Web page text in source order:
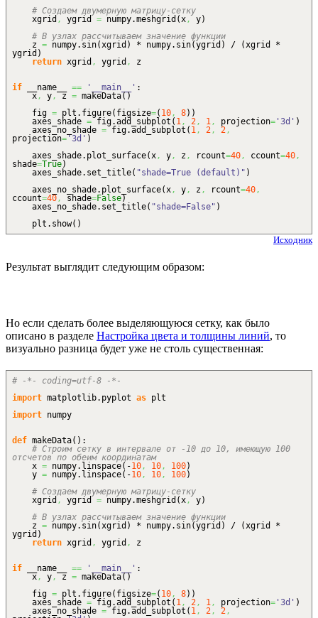
# Создаем двумерную матрицу-сетку
xgrid , ygrid = numpy.meshgrid (x, y)
# В узлах рассчитываем значение функции
z = numpy. sin(xgrid ) * numpy. sin(ygrid ) / (xgrid *
ygrid )
return xgrid , ygrid , z
if __name__ == '__main__' :
x, y, z = makeData( )
fig = plt. figure( figsize=( 10, 8) )
axes_shade = fig.add_subplot ( 1, 2, 1, projection= '3d' )
axes_no_shade = fig.add_subplot ( 1, 2, 2,
projection= '3d' )
axes_shade. plot_surface(x, y, z , rcount=40, ccount=40,
shade=True)
axes_shade. set_title( "shade=True (default)" )
axes_no_shade. plot_surface(x, y, z , rcount=40,
ccount=40, shade=False)
axes_no_shade. set_title( "shade=False" )
plt. show( )
Исходник
Результат выглядит следующим образом:
Но если сделать более выделяющуюся сетку, как было
описано в разделе Настройка цвета и толщины линий, то
визуально разница будет уже не столь существенная:
# -*- coding=utf-8 -*-
import matplotlib. pyplot as plt
import numpy
def makeData( ) :
# Строим сетку в интервале от -10 до 10, имеющую 100
отсчетов по обеим координатам
x = numpy. linspace( -10, 10, 100)
y = numpy. linspace( -10, 10, 100)
# Создаем двумерную матрицу-сетку
xgrid , ygrid = numpy.meshgrid (x, y)
# В узлах рассчитываем значение функции
z = numpy. sin(xgrid ) * numpy. sin(ygrid ) / (xgrid *
ygrid )
return xgrid , ygrid , z
if __name__ == '__main__' :
x, y, z = makeData( )
fig = plt. figure( figsize=( 10, 8) )
axes_shade = fig.add_subplot ( 1, 2, 1, projection= '3d' )
axes_no_shade = fig.add_subplot ( 1, 2, 2,